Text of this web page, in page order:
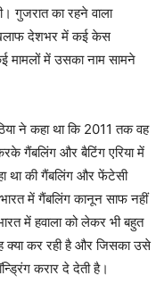
गुजरात का रहने वाला
देशभर में कई केस
मामलों में उसका नाम सामने
ने कहा था कि 2011 तक वह
गैंबलिंग और बैटिंग एरिया में
था की गैंबलिंग और फेंटेसी
में गैंबलिंग कानून साफ नहीं
में हवाला को लेकर भी बहुत
क्या कर रही है और जिसका उसे
करार दे देती है।